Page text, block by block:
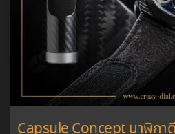
Capsule Concept นาฬิกา